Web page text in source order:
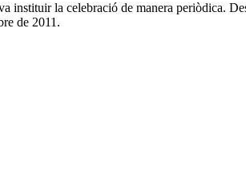
instituir la celebració de manera periòdica.
de 2011.